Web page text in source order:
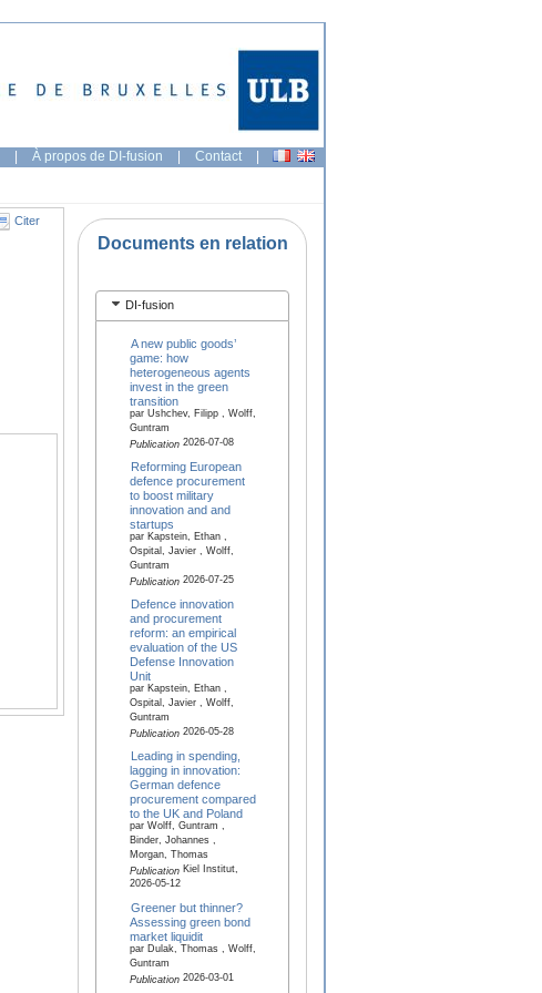
| À propos de DI-fusion | Contact |
Citer
Documents en relation
DI-fusion
A new public goods’
game: how
heterogeneous agents
invest in the green
transition
par Ushchev, Filipp , Wolff,
Guntram
Publication2026-07-08
Reforming European
defence procurement
to boost military
innovation and and
startups
par Kapstein, Ethan ,
Ospital, Javier , Wolff,
Guntram
Publication2026-07-25
Defence innovation
and procurement
reform: an empirical
evaluation of the US
Defense Innovation
Unit
par Kapstein, Ethan ,
Ospital, Javier , Wolff,
Guntram
Publication2026-05-28
Leading in spending,
lagging in innovation:
German defence
procurement compared
to the UK and Poland
par Wolff, Guntram ,
Binder, Johannes ,
Morgan, Thomas
PublicationKiel Institut,
2026-05-12
Greener but thinner?
Assessing green bond
market liquidit
par Dulak, Thomas , Wolff,
Guntram
Publication2026-03-01